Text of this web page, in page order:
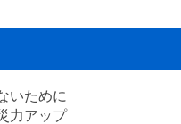
いために
力アップ